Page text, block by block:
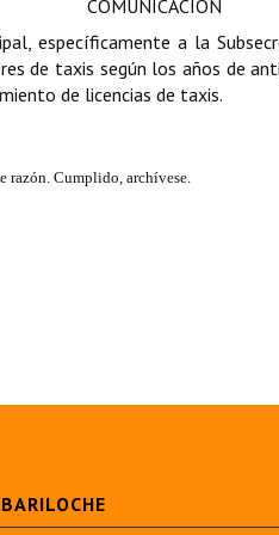
COMUNICACIÓN
específicamente a la
de taxis según los años de
de licencias de taxis.
razón. Cumplido, archívese.